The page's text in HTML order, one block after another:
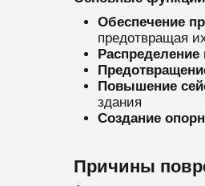
Обеспечение
предотвращая
Распределение
Повышение
здания
Создание
Причины